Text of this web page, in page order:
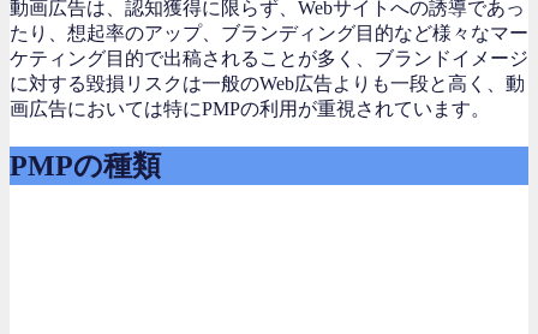
動画広告は、認知獲得に限らず、Webサイトへの誘導であっ
たり、想起率のアップ、ブランディング目的など様々なマー
ケティング目的で出稿されることが多く、ブランドイメージ
に対する毀損リスクは一般のWeb広告よりも一段と高く、動
画広告においては特にPMPの利用が重視されています。
PMPの種類